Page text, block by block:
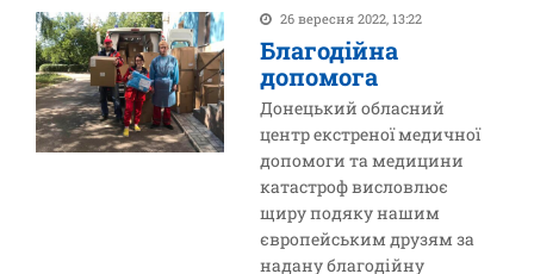
26 вересня 2022, 13:22
Благодійна
допомога
Донецький обласний
центр екстреної медичної
допомоги та медицини
катастроф висловлює
щиру подяку нашим
європейським друзям за
надану благодійну